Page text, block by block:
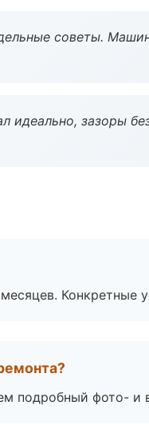
советы.
идеально, зазоры
Конкретные
подробный фото- и